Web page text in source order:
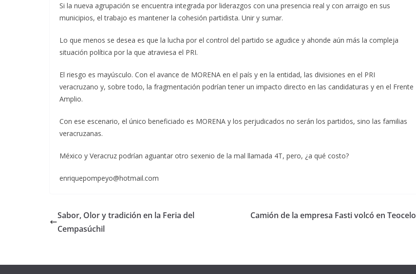
Si la nueva agrupación se encuentra integrada por liderazgos con una presencia real y con arraigo en sus
municipios, el trabajo es mantener la cohesión partidista. Unir y sumar.
Lo que menos se desea es que la lucha por el control del partido se agudice y ahonde aún más la compleja
situación política por la que atraviesa el PRI.
El riesgo es mayúsculo. Con el avance de MORENA en el país y en la entidad, las divisiones en el PRI
veracruzano y, sobre todo, la fragmentación podrían tener un impacto directo en las candidaturas y en el Frente
Amplio.
Con ese escenario, el único beneficiado es MORENA y los perjudicados no serán los partidos, sino las familias
veracruzanas.
México y Veracruz podrían aguantar otro sexenio de la mal llamada 4T, pero, ¿a qué costo?
enriquepompeyo@hotmail.com
Sabor, Olor y tradición en la Feria del
Cempasúchil
Camión de la empresa Fasti volcó en Teocelo
Apoyo y
Pongamos